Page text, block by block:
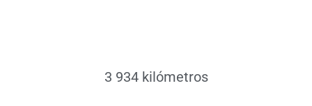
3 934 kilómetros